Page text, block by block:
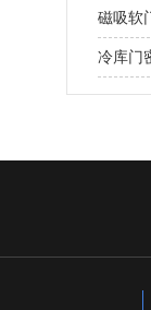
磁吸软
冷库门